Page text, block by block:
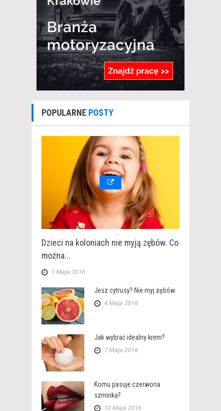
POPULARNE POSTY
Dzieci na koloniach nie myją zębów. Co
można...
1 Maja 2016
Jesz cytrusy? Nie myj zębów
4 Maja 2016
Jak wybrać idealny krem?
7 Maja 2016
Komu pasuje czerwona
szminka?
10 Maja 2016